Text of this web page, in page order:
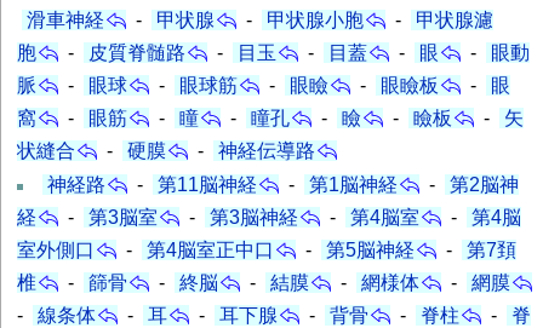
滑車神経
- 甲状腺 - 甲状腺小胞 -
甲状腺濾
胞
- 皮質脊髄路 - 目玉 - 目蓋 - 眼 -
眼動
脈
- 眼球 - 眼球筋 - 眼瞼 - 眼瞼板 -
眼
窩
- 眼筋 - 瞳 - 瞳孔 - 瞼 - 瞼板 -
矢
状縫合
- 硬膜 -
神経伝導路
神経路
- 第11脳神経 - 第1脳神経 -
第2脳神
経
- 第3脳室 - 第3脳神経 - 第4脳室 -
第4脳
室外側口
- 第4脳室正中口 - 第5脳神経 -
第7頚
椎
- 篩骨 - 終脳 - 結膜 - 網様体 -
網膜
-
線条体 - 耳 - 耳下腺 - 背骨 - 脊柱 -
脊